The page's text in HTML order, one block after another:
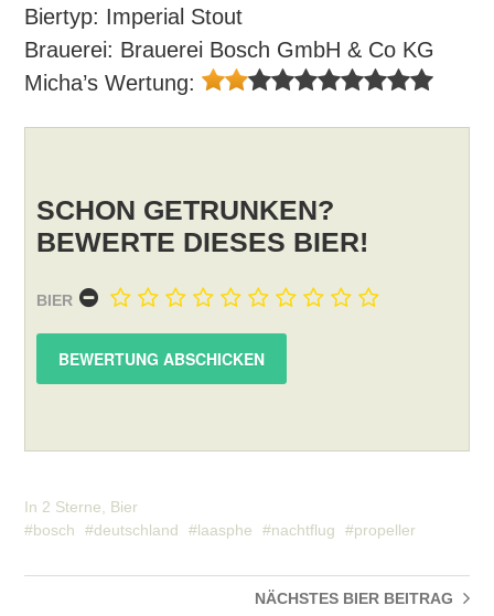
Biertyp: Imperial Stout
Brauerei: Brauerei Bosch GmbH & Co KG
Micha’s Wertung:
SCHON GETRUNKEN?
BEWERTE DIESES BIER!
BIER
In 2 Sterne
Bier
bosch
deutschland laasphe nachtflug propeller
NÄCHSTES BIERBEITRAG